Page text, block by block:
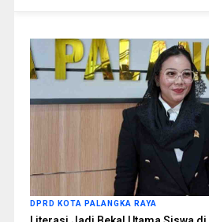
DPRD KOTA PALANGKA RAYA